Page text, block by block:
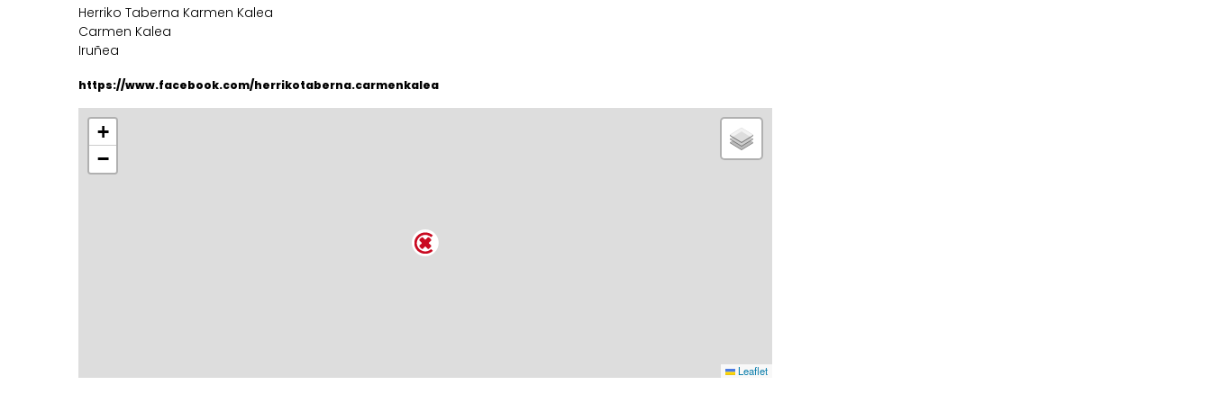
Herriko Taberna Karmen Kalea
Carmen Kalea
Iruñea
https://www.facebook.com/herrikotaberna.carmenkalea
+
−
Leaflet